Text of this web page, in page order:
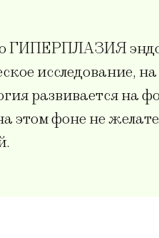
ГИПЕРПЛАЗИЯ
развивается на
фоне не